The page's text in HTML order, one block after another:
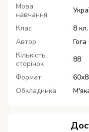
Мова
навчання
Клас
8 кл.
Автор
Кількість
сторінок
88
Формат
Обкладинка